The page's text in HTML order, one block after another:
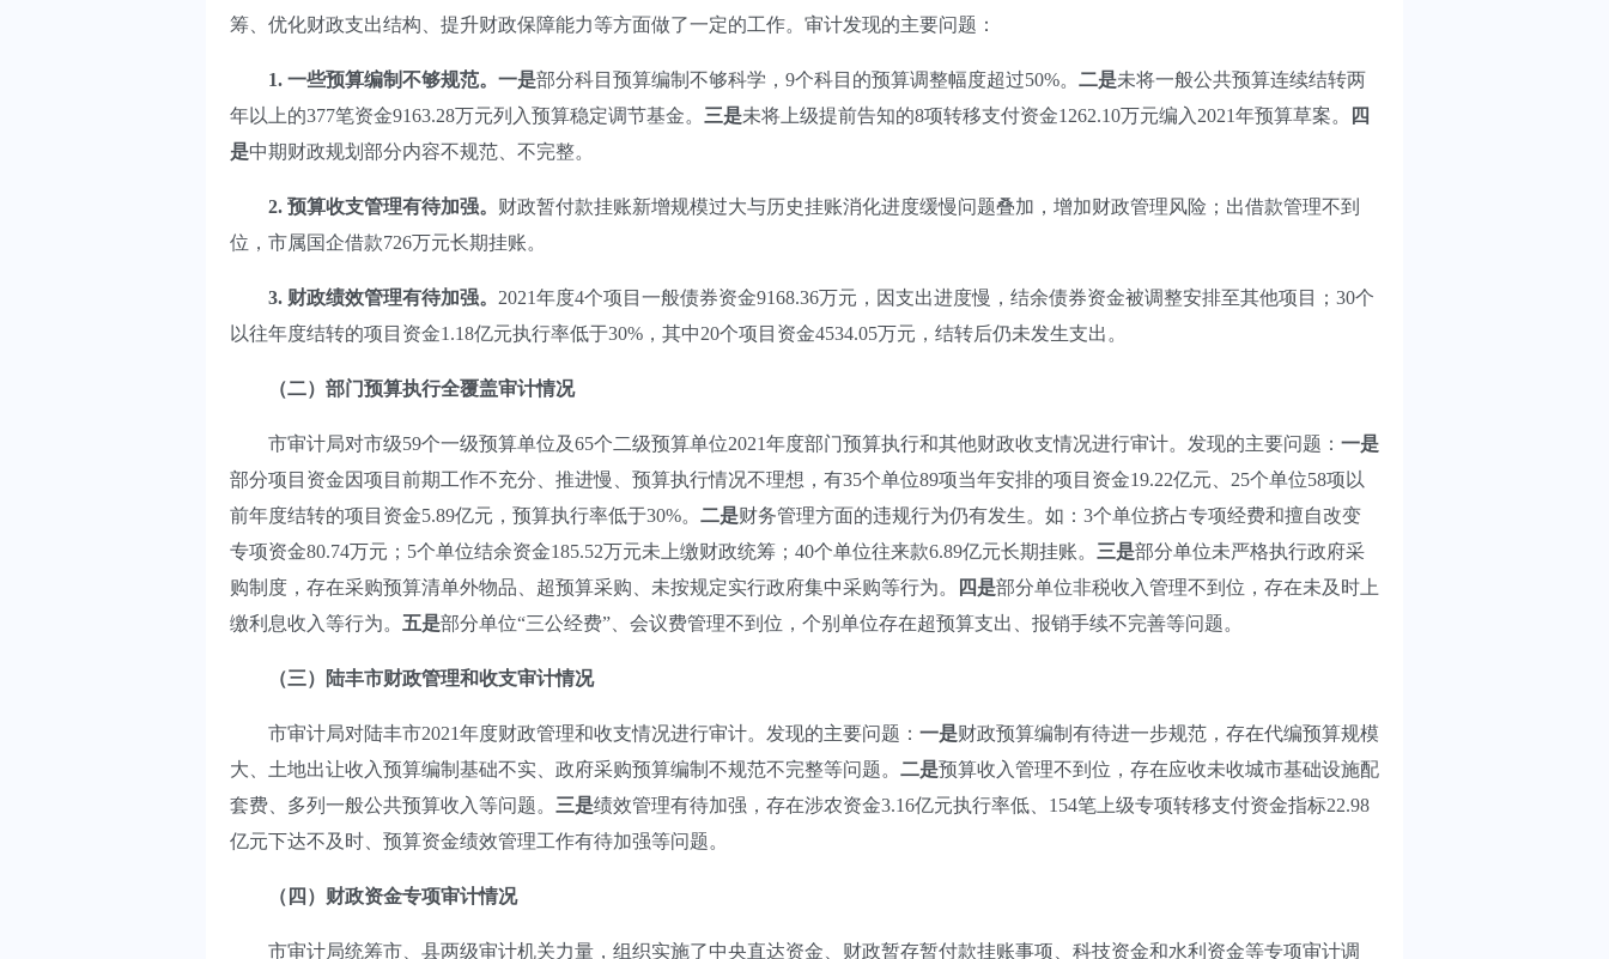
筹、优化财政支出结构、提升财政保障能力等方面做了一定的工作。审计发现的主要问题：
1. 一些预算编制不够规范。一是部分科目预算编制不够科学，9个科目的预算调整幅度超过50%。 二是未将一般公共预算连续结转两
年以上的377笔资金9163.28万元列入预算稳定调节基金。 三是未将上级提前告知的8项转移支付资金1262.10万元编入2021年预算草案。
四
是中期财政规划部分内容不规范、不完整。
2. 预算收支管理有待加强。 财政暂付款挂账新增规模过大与历史挂账消化进度缓慢问题叠加，增加财政管理风险；出借款管理不到
位，市属国企借款726万元长期挂账。
3. 财政绩效管理有待加强。 2021年度4个项目一般债券资金9168.36万元，因支出进度慢，结余债券资金被调整安排至其他项目；30个
以往年度结转的项目资金1.18亿元执行率低于30%，其中20个项目资金4534.05万元，结转后仍未发生支出。
（二）部门预算执行全覆盖审计情况
市审计局对市级59个一级预算单位及65个二级预算单位2021年度部门预算执行和其他财政收支情况进行审计。发现的主要问题： 一是
部分项目资金因项目前期工作不充分、推进慢、预算执行情况不理想，有35个单位89项当年安排的项目资金19.22亿元、25个单位58项以
前年度结转的项目资金5.89亿元，预算执行率低于30%。 二是财务管理方面的违规行为仍有发生。如：3个单位挤占专项经费和擅自改变
专项资金80.74万元；5个单位结余资金185.52万元未上缴财政统筹；40个单位往来款6.89亿元长期挂账。 三是部分单位未严格执行政府采
购制度，存在采购预算清单外物品、超预算采购、未按规定实行政府集中采购等行为。
四是部分单位非税收入管理不到位，存在未及时上
缴利息收入等行为。 五是部分单位“三公经费”、会议费管理不到位，个别单位存在超预算支出、报销手续不完善等问题。
（三）陆丰市财政管理和收支审计情况
市审计局对陆丰市2021年度财政管理和收支情况进行审计。发现的主要问题： 一是财政预算编制有待进一步规范，存在代编预算规模
大、土地出让收入预算编制基础不实、政府采购预算编制不规范不完整等问题。 二是预算收入管理不到位，存在应收未收城市基础设施配
套费、多列一般公共预算收入等问题。 三是绩效管理有待加强，存在涉农资金3.16亿元执行率低、154笔上级专项转移支付资金指标22.98
亿元下达不及时、预算资金绩效管理工作有待加强等问题。
（四）财政资金专项审计情况
市审计局统筹市、县两级审计机关力量，组织实施了中央直达资金、财政暂存暂付款挂账事项、科技资金和水利资金等专项审计调